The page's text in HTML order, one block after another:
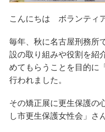
こんにちは ボランティ
毎年、秋に名古屋刑務所
設の取り組みや役割を紹
めてもらうことを目的に
行われました。
その矯正展に更生保護の
し市更生保護女性会」さ